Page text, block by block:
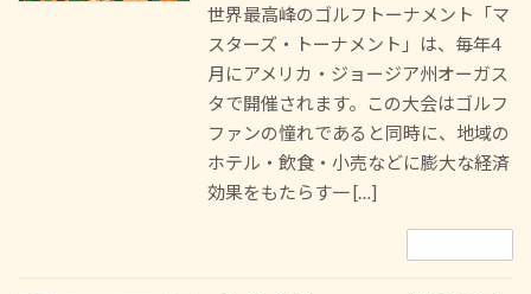
世界最高峰のゴルフトーナメント「マ
スターズ・トーナメント」は、毎年4
月にアメリカ・ジョージア州オーガス
タで開催されます。この大会はゴルフ
ファンの憧れであると同時に、地域の
ホテル・飲食・小売などに膨大な経済
効果をもたらす一 […]